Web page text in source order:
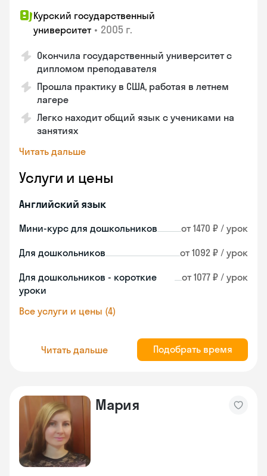
Курский государственный
университет • 2005 г.
Окончила государственный университет с
дипломом преподавателя
Прошла практику в США, работая в летнем
лагере
Легко находит общий язык с учениками на
занятиях
Читать дальше
Услуги и цены
Английский язык
Мини-курс для дошкольников от 1470 ₽ / урок
Для дошкольников от 1092 ₽ / урок
Для дошкольников - короткие
уроки
от 1077 ₽ / урок
Все услуги и цены (4)
Читать дальше Подобрать время
Мария